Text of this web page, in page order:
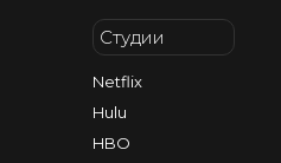
Студии
Netflix
Hulu
HBO